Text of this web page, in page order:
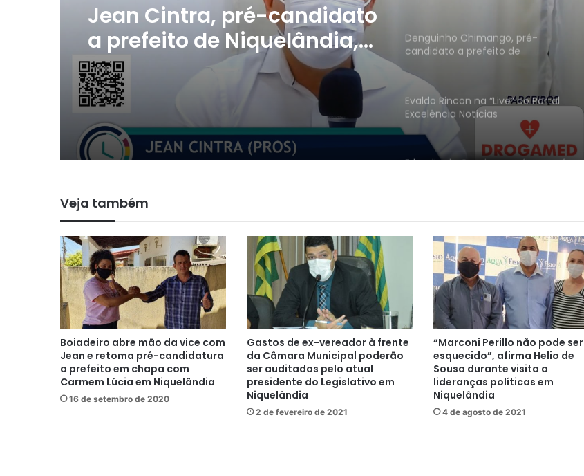
Jean Cintra, pré-candidato
a prefeito de Niquelândia,
ao vivo no Programa
Excelência Debate
Denguinho Chimango, pré-
candidato a prefeito de
Excelência Debate
Evaldo Rincon na “Live” do Portal
Excelência Notícias
Erlandio da Gamboa reafirma pré-
Carmem Lúcia Ferreira abriu a série
de ‘lives’ com os pré-candidatos a
prefeito de Niquelândia
Programa Excelência Debate com
a vereadora e pré-candidata a
reeleição, Iris Rincon (DEM)
Eleições 2020 – Fernanda Spíndola
no Programa Excelência Debate
Adicional Noturno – O processo
Veja também
Boiadeiro abre mão da vice com
Jean e retoma pré-candidatura
a prefeito em chapa com
Carmem Lúcia em Niquelândia
16 de setembro de 2020
Gastos de ex-vereador à frente
da Câmara Municipal poderão
ser auditados pelo atual
presidente do Legislativo em
Niquelândia
2 de fevereiro de 2021
“Marconi Perillo não pode ser
esquecido”, afirma Helio de
Sousa durante visita a
lideranças políticas em
Niquelândia
4 de agosto de 2021